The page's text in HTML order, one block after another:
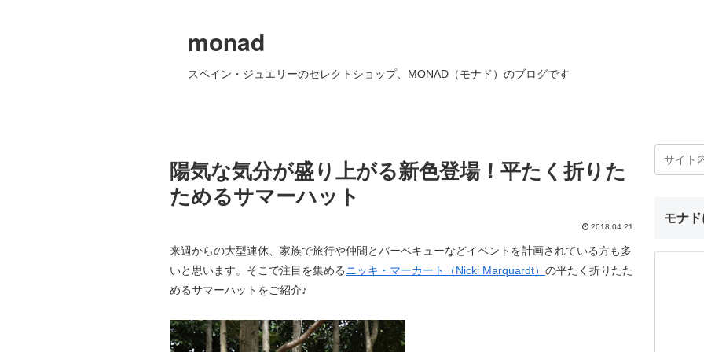
monad
スペイン・ジュエリーのセレクトショップ、MONAD（モナド）のブログです
陽気な気分が盛り上がる新色登場！平たく折りた
ためるサマーハット
2018.04.21
来週からの大型連休、家族で旅行や仲間とバーベキューなどイベントを計画されている方も多
いと思います。そこで注目を集めるニッキ・マーカート（Nicki Marquardt） の平たく折りたた
めるサマーハットをご紹介♪
モナ